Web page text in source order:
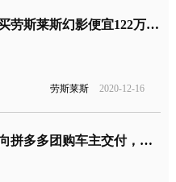
拼多多商家买劳斯莱斯幻影便宜122万，是真的！
劳斯莱斯 2020-12-16
特斯拉拒绝向拼多多团购车主交付，网友评论又吵翻了！